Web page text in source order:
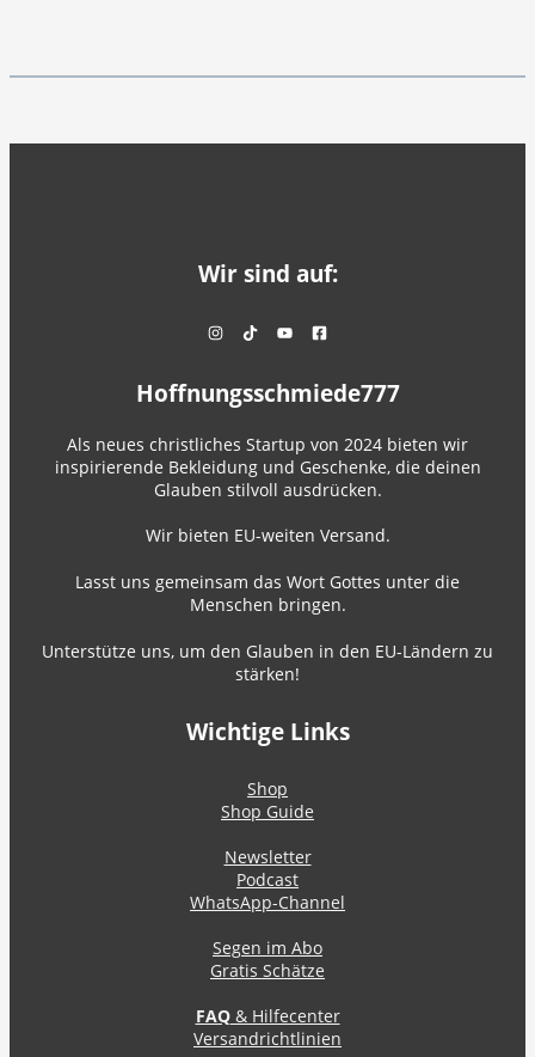
Wir sind auf:
Hoffnungsschmiede777
Als neues christliches Startup von 2024 bieten wir
inspirierende Bekleidung und Geschenke, die deinen
Glauben stilvoll ausdrücken.
Wir bieten EU-weiten Versand.
Lasst uns gemeinsam das Wort Gottes unter die
Menschen bringen.
Unterstütze uns, um den Glauben in den EU-Ländern zu
stärken!
Wichtige Links
Shop
Shop Guide
Newsletter
Podcast
WhatsApp-Channel
Segen im Abo
Gratis Schätze
FAQ& Hilfecenter
Versandrichtlinien